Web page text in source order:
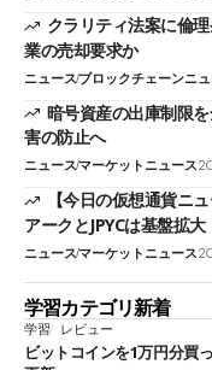
クラリティ法案に倫
業の売却要求か
ニュースブロックチェーンニ
暗号資産の出庫制限
害の防止へ
ニュースマーケットニュース
【今日の仮想通貨ニ
アークとJPYCは基盤拡大
ニュースマーケットニュース
学習カテゴリ新着
学習 レビュー
ビットコインを1万円分買